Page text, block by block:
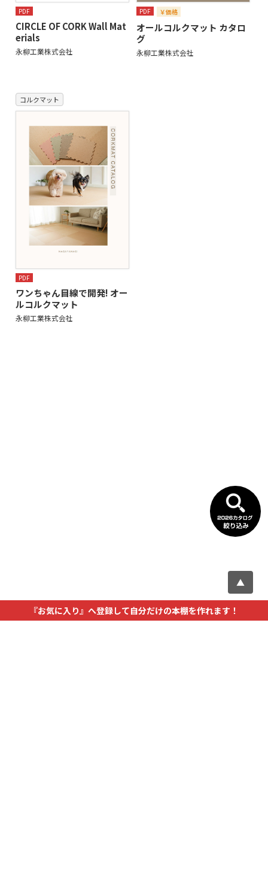
▲
PDF
CIRCLE OF CORK Wall Mat
erials
永柳工業株式会社
PDF ￥価格
オールコルクマット カタロ
グ
永柳工業株式会社
コルクマット
PDF
ワンちゃん目線で開発! オー
ルコルクマット
永柳工業株式会社
『お気に入り』へ登録して自分だけの本棚を作れます！